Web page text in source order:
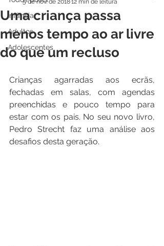
Infância
Adultos
Adolescentes
Uma criança passa
menos tempo ao ar livre
do que um recluso
5 de nov. de 201812 min de leitura
Crianças agarradas aos ecrãs,
fechadas em salas, com agendas
preenchidas e pouco tempo para
estar com os pais. No seu novo livro,
Pedro Strecht faz uma análise aos
desafios desta geração.